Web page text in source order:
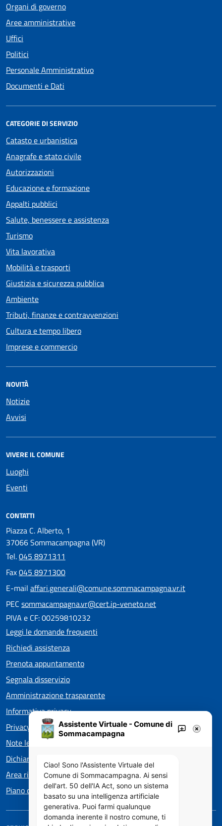
Organi di governo
Aree amministrative
Uffici
Politici
Personale Amministrativo
Documenti e Dati
CATEGORIE DI SERVIZIO
Catasto e urbanistica
Anagrafe e stato civile
Autorizzazioni
Educazione e formazione
Appalti pubblici
Salute, benessere e assistenza
Turismo
Vita lavorativa
Mobilità e trasporti
Giustizia e sicurezza pubblica
Ambiente
Tributi, finanze e contravvenzioni
Cultura e tempo libero
Imprese e commercio
NOVITÀ
Notizie
Avvisi
VIVERE IL COMUNE
Luoghi
Eventi
CONTATTI
Piazza C. Alberto, 1
37066 Sommacampagna (VR)
Tel.045 8971311
Fax045 8971300
E-mail affari.generali@comune.sommacampagna.vr.it
PEC sommacampagna.vr@cert.ip-veneto.net
PIVA e CF: 00259810232
Leggi le domande frequenti
Richiedi assistenza
Prenota appuntamento
Segnala disservizio
Amministrazione trasparente
Informativa privacy
Privacy policy EOS
Note legali
Dichiarazione di accessibilità
Area riservata
Piano di Miglioramento dei servizi
Assistente Virtuale - Comune di
Sommacampagna
Ciao! Sono l'Assistente Virtuale del
Comune di Sommacampagna. Ai sensi
dell'art. 50 dell'IA Act, sono un sistema
basato su una intelligenza artificiale
generativa. Puoi farmi qualunque
domanda inerente il nostro comune, ti